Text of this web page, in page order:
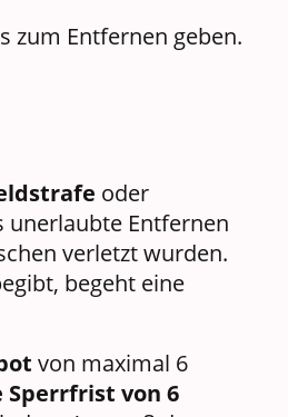
zum Entfernen geben.
oder
unerlaubte Entfernen
verletzt wurden.
begeht eine
von maximal 6
Sperrfrist von 6